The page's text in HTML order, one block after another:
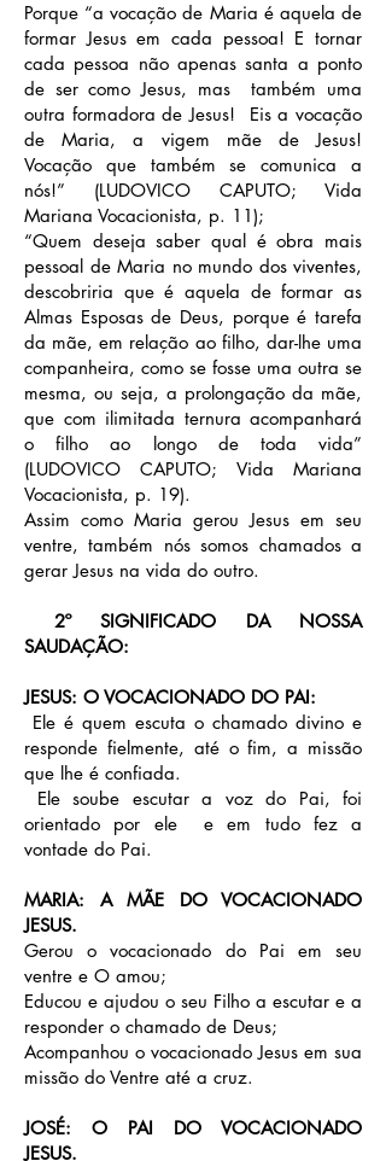
Porque “a vocação de Maria é aquela de
formar Jesus em cada pessoa! E tornar
cada pessoa não apenas santa a ponto
de ser como Jesus, mas também uma
outra formadora de Jesus! Eis a vocação
de Maria, a vigem mãe de Jesus!
Vocação que também se comunica a
nós!” (LUDOVICO CAPUTO; Vida
Mariana Vocacionista, p. 11);
“Quem deseja saber qual é obra mais
pessoal de Maria no mundo dos viventes,
descobriria que é aquela de formar as
Almas Esposas de Deus, porque é tarefa
da mãe, em relação ao filho, dar-lhe uma
companheira, como se fosse uma outra se
mesma, ou seja, a prolongação da mãe,
que com ilimitada ternura acompanhará
o filho ao longo de toda vida”
(LUDOVICO CAPUTO; Vida Mariana
Vocacionista, p. 19).
Assim como Maria gerou Jesus em seu
ventre, também nós somos chamados a
gerar Jesus na vida do outro.
2º SIGNIFICADO DA NOSSA
SAUDAÇÃO:
JESUS: O VOCACIONADO DO PAI:
Ele é quem escuta o chamado divino e
responde fielmente, até o fim, a missão
que lhe é confiada.
Ele soube escutar a voz do Pai, foi
orientado por ele e em tudo fez a
vontade do Pai.
MARIA: A MÃE DO VOCACIONADO
JESUS.
Gerou o vocacionado do Pai em seu
ventre e O amou;
Educou e ajudou o seu Filho a escutar e a
responder o chamado de Deus;
Acompanhou o vocacionado Jesus em sua
missão do Ventre até a cruz.
JOSÉ: O PAI DO VOCACIONADO
JESUS.